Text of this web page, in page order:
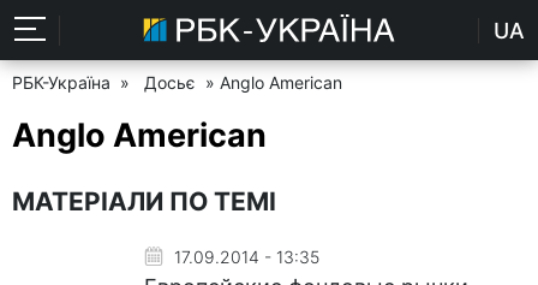
UA
РБК-Україна » Досьє » Anglo American
Anglo American
МАТЕРІАЛИ ПО ТЕМІ
17.09.2014 - 13:35